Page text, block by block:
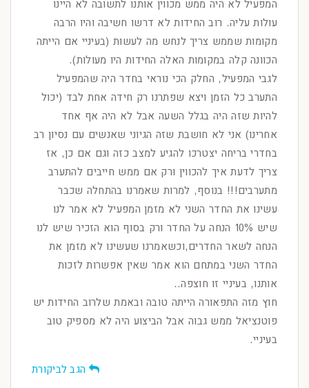
המפעיל לא היה ממש מכווין אותנו לתשובה לא היינו
עולות עליה. רוב החידות לא דרשו חשיבה והיו הרבה
מקומות שממש צריך לנחש מה לעשות (בעיניי אם הייתה
הכוונה קלה במקומות האלה החידות היו מעולות).
לגבי המפעיל, החלק הכי נוראי בחדר היה שהמפעיל
התערב כל הזמן ויצא שפתרנו רק חידה אחת לבד (יכול
להיות שזה היה בגלל השעה אבל לא היה אף אחד
אחרינו) אני לא חושבת שזה הגיוני שאנשים עם נסיון רב
בחדרי בריחה יצטרכו להגיע למצב כזה וגם אם כן, אז
צריך לדעת איך להכווין ורק אם ממש חייבים להתערב
מתערבים!!! בנוסף, למרות שאמרנו בהתחלה שכבר
עשינו את החדר השני לא מזמן המפעיל לא אמר לנו
שיש 10% הנחה על החדר ורק בסוף הוא הזכיר שיש לנו
הנחה לשאר החדרים,וכשאמרנו שעשינו לא מזמן את
החדר השני במתחם הוא אמר שאין אפשרות לזכות
אותנו, בעיניי זו חוצפה..
חוץ מזה התפאורה הייתה טובה ובאמת שלרוב החידות יש
פוטנציאל ממש גבוה אבל הביצוע היה לא מספיק טוב
בעיניי.
הגב לביקורת